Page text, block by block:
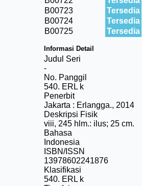
B00723
Tersedia
B00724
Tersedia
B00725
Tersedia
Informasi Detail
Judul Seri
-
No. Panggil
540. ERL k
Penerbit
Jakarta : Erlangga., 2014
Deskripsi Fisik
viii, 245 hlm.: ilus; 25 cm.
Bahasa
Indonesia
ISBN/ISSN
13978602241876
Klasifikasi
540. ERL k